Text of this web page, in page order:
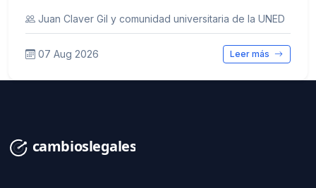
Juan Claver Gil y comunidad universitaria de la UNED
07 Aug 2026 Leer más